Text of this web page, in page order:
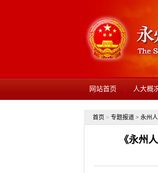
网站首页 人大概
首页 > 专题报道 > 永州
《永州